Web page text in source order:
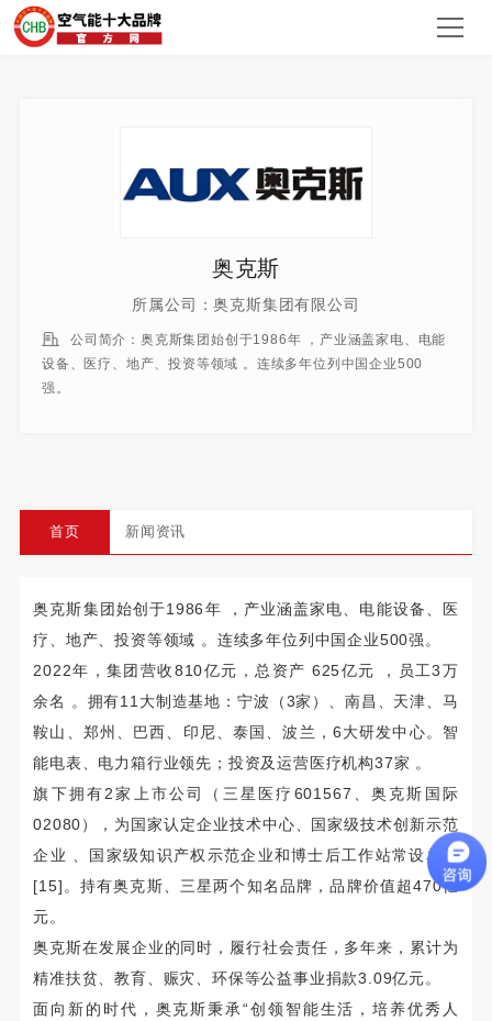
奥克斯
所属公司：奥克斯集团有限公司
公司简介：奥克斯集团始创于1986年 ，产业涵盖家电、电能
设备、医疗、地产、投资等领域 。连续多年位列中国企业500
强。
首页 新闻资讯
奥克斯集团始创于1986年 ，产业涵盖家电、电能设备、医
疗、地产、投资等领域 。连续多年位列中国企业500强。
2022年，集团营收810亿元，总资产 625亿元 ，员工3万
余名 。拥有11大制造基地：宁波（3家）、南昌、天津、马
鞍山、郑州、巴西、印尼、泰国、波兰，6大研发中心。智
能电表、电力箱行业领先；投资及运营医疗机构37家 。
旗下拥有2家上市公司（三星医疗601567、奥克斯国际
02080），为国家认定企业技术中心、国家级技术创新示范
企业 、国家级知识产权示范企业和博士后工作站常设单位
[15]。持有奥克斯、三星两个知名品牌，品牌价值超470亿
元。
奥克斯在发展企业的同时，履行社会责任，多年来，累计为
精准扶贫、教育、赈灾、环保等公益事业捐款3.09亿元。
面向新的时代，奥克斯秉承“创领智能生活，培养优秀人